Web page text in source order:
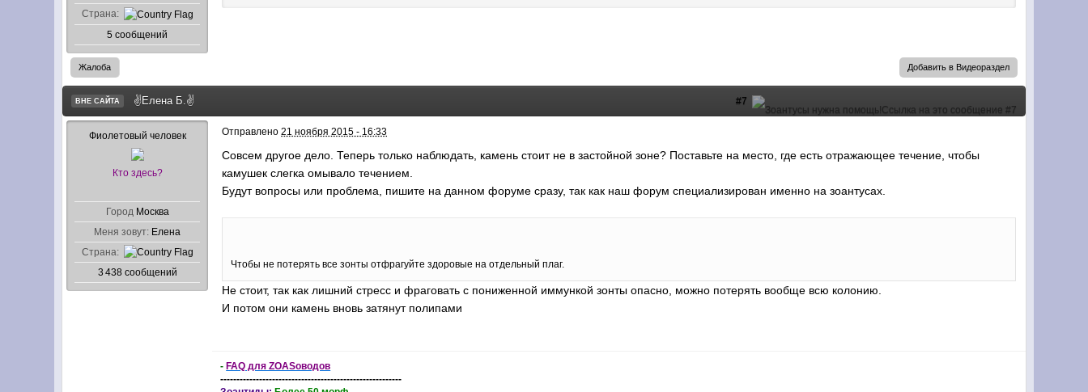
Страна:
5 сообщений
Добавить в Видеораздел
Жалоба
#7
ВНЕ САЙТА ✌Елена Б.✌
Фиолетовый человек
Кто здесь?
Город Москва
Меня зовут: Елена
Страна:
3 438 сообщений
Отправлено21 ноября 2015 - 16:33
Совсем другое дело. Теперь только наблюдать, камень стоит не в застойной зоне? Поставьте на место, где есть отражающее течение, чтобы
камушек слегка омывало течением.
Будут вопросы или проблема, пишите на данном форуме сразу, так как наш форум специализирован именно на зоантусах.
Чтобы не потерять все зонты отфрагуйте здоровые на отдельный плаг.
Не стоит, так как лишний стресс и фраговать с пониженной иммункой зонты опасно, можно потерять вообще всю колонию.
И потом они камень вновь затянут полипами
-FAQ для ZOASоводов
--------------------------------------------------------